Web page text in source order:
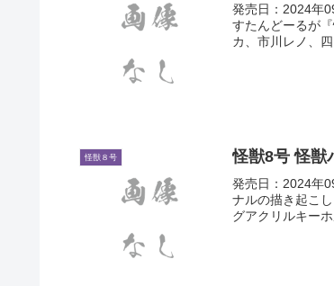
発売日：2024年
すたんどーるが
カ、市川レノ、
怪獣８号 怪獣8号 怪獣
発売日：2024年
ナルの描き起こ
グアクリルキー